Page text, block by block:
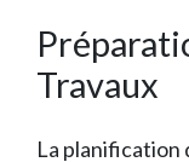
Travaux
La planification